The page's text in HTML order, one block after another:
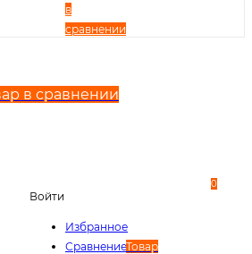
в
сравнении
в сравнении
Войти
Избранное
СравнениеТовар
0